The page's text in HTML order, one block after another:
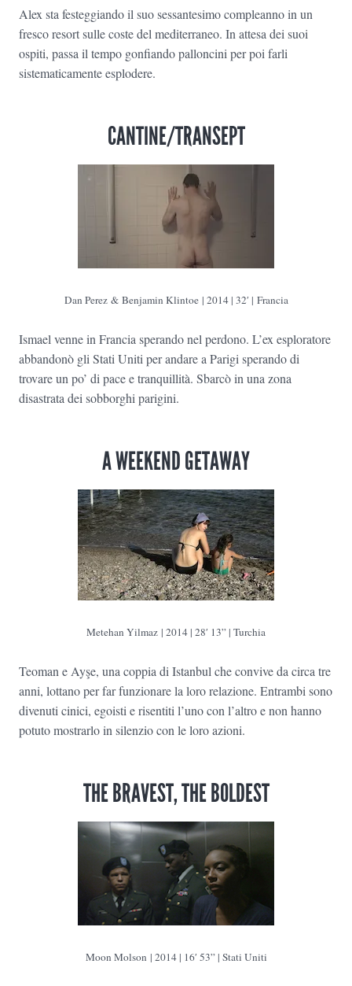
Alex sta festeggiando il suo sessantesimo compleanno in un
fresco resort sulle coste del mediterraneo. In attesa dei suoi
ospiti, passa il tempo gonfiando palloncini per poi farli
sistematicamente esplodere.
CANTINE/TRANSEPT
Dan Perez & Benjamin Klintoe | 2014 | 32′ | Francia
Ismael venne in Francia sperando nel perdono. L’ex esploratore
abbandonò gli Stati Uniti per andare a Parigi sperando di
trovare un po’ di pace e tranquillità. Sbarcò in una zona
disastrata dei sobborghi parigini.
A WEEKEND GETAWAY
Metehan Yilmaz | 2014 | 28′ 13” | Turchia
Teoman e Ayşe, una coppia di Istanbul che convive da circa tre
anni, lottano per far funzionare la loro relazione. Entrambi sono
divenuti cinici, egoisti e risentiti l’uno con l’altro e non hanno
potuto mostrarlo in silenzio con le loro azioni.
THE BRAVEST, THE BOLDEST
Moon Molson | 2014 | 16′ 53” | Stati Uniti